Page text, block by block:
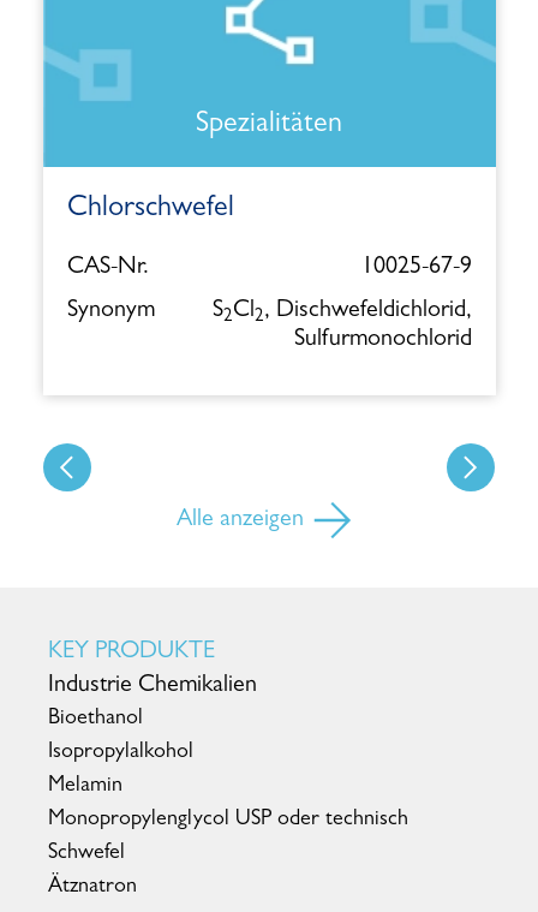
Spezialitäten
Chlorschwefel
CAS-Nr.
10025-67-9
Synonym
S2Cl2, Dischwefeldichlorid,
Sulfurmonochlorid
Alle anzeigen
KEY PRODUKTE
Industrie Chemikalien
Bioethanol
Isopropylalkohol
Melamin
Monopropylenglycol USP oder technisch
Schwefel
Ätznatron